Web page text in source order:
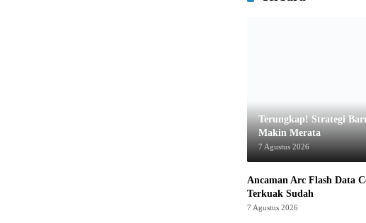
Terungkap! Strategi
Makin Merata
7 Agustus 2026
Ancaman Arc Flash Data
Terkuak Sudah
7 Agustus 2026